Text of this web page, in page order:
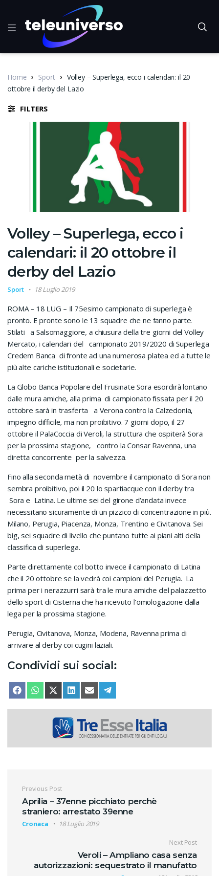
Home Sport
Volley – Superlega, ecco i calendari: il 20
ottobre il derby del Lazio
FILTERS
Volley – Superlega, ecco i
calendari: il 20 ottobre il
derby del Lazio
Sport 18 Luglio 2019
ROMA – 18 LUG – Il 75esimo campionato di superlega è
pronto. E pronte sono le 13 squadre che ne fanno parte.
Stilati a Salsomaggiore, a chiusura della tre giorni del Volley
Mercato, i calendari del campionato 2019/2020 di Superlega
Credem Banca di fronte ad una numerosa platea ed a tutte le
più alte cariche istituzionali e societarie.
La Globo Banca Popolare del Frusinate Sora esordirà lontano
dalle mura amiche, alla prima di campionato fissata per il 20
ottobre sarà in trasferta a Verona contro la Calzedonia,
impegno difficile, ma non proibitivo. 7 giorni dopo, il 27
ottobre il PalaCoccia di Veroli, la struttura che ospiterà Sora
per la prossima stagione, contro la Consar Ravenna, una
diretta concorrente per la salvezza.
Fino alla seconda metà di novembre il campionato di Sora non
sembra proibitivo, poi il 20 lo spartiacque con il derby tra
Sora e Latina. Le ultime sei del girone d’andata invece
necessitano sicuramente di un pizzico di concentrazione in più.
Milano, Perugia, Piacenza, Monza, Trentino e Civitanova. Sei
big, sei squadre di livello che puntano tutte ai piani alti della
classifica di superlega.
Parte direttamente col botto invece il campionato di Latina
che il 20 ottobre se la vedrà coi campioni del Perugia. La
prima per i nerazzurri sarà tra le mura amiche del palazzetto
dello sport di Cisterna che ha ricevuto l’omologazione dalla
lega per la prossima stagione.
Perugia, Civitanova, Monza, Modena, Ravenna prima di
arrivare al derby coi cugini laziali.
Condividi sui social:
SHARE ON
FACEBOOKSHARE ON
WHATSAPPSHARE ON
X (TWITTER)
SHARE ON
LINKEDINSHARE ON
EMAIL
Navigazione articoli
Previous Post
Aprilia – 37enne picchiato perchè
straniero: arrestato 39enne
Cronaca 18 Luglio 2019
Next Post
Veroli – Ampliano casa senza
autorizzazioni: sequestrato il manufatto